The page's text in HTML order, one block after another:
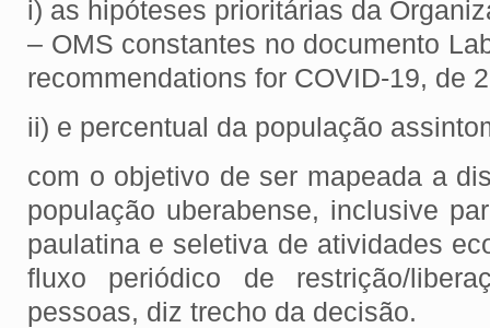
i) as hipóteses prioritárias da
– OMS constantes no documento
recommendations for COVID-19, de
ii) e percentual da população
com o objetivo de ser mapeada a
população uberabense, inclusive
paulatina e seletiva de atividades
fluxo periódico de restrição/
pessoas, diz trecho da decisão.